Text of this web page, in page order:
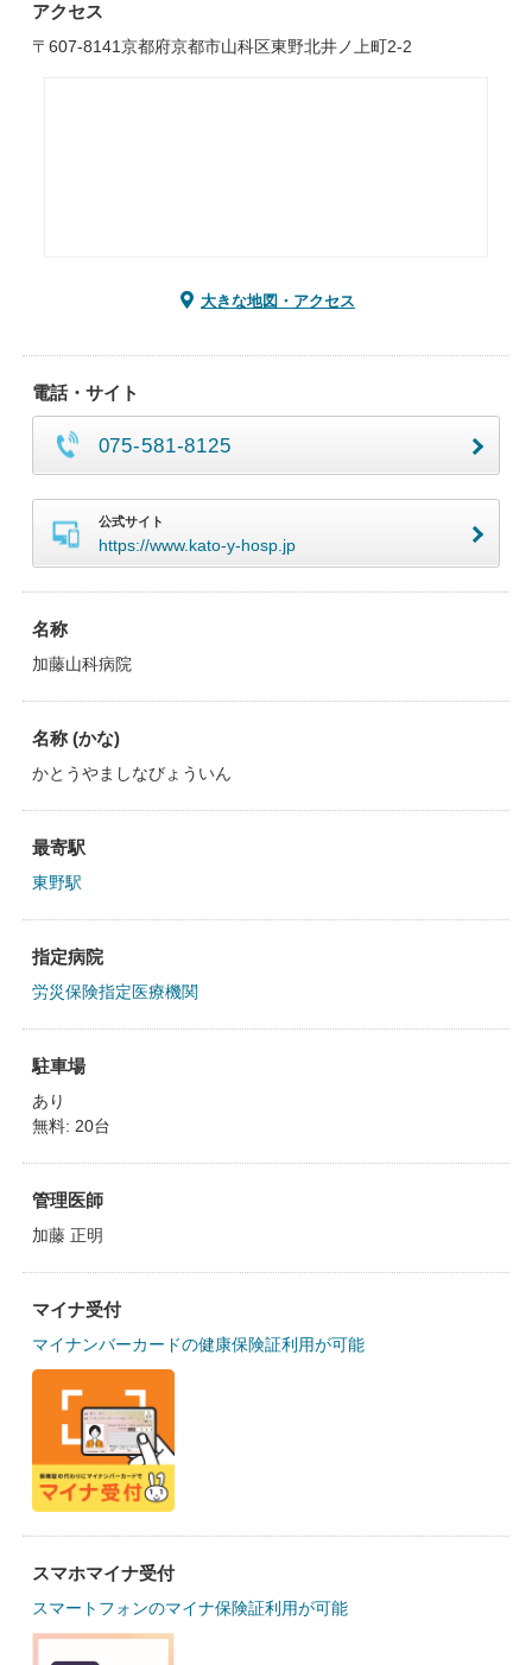
アクセス
〒607-8141京都府京都市山科区東野北井ノ上町2-2
大きな地図・アクセス
電話・サイト
075-581-8125
公式サイト
https://www.kato-y-hosp.jp
名称
加藤山科病院
名称 (かな)
かとうやましなびょういん
最寄駅
東野駅
指定病院
労災保険指定医療機関
駐車場
あり
無料: 20台
管理医師
加藤 正明
マイナ受付
マイナンバーカードの健康保険証利用が可能
スマホマイナ受付
スマートフォンのマイナ保険証利用が可能